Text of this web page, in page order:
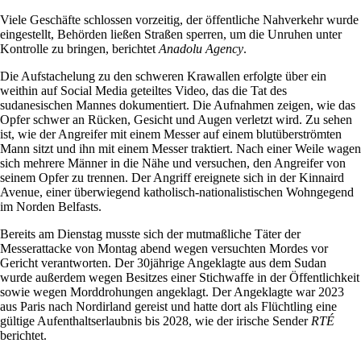
Viele Geschäfte schlossen vorzeitig, der öffentliche Nahverkehr wurde
eingestellt, Behörden ließen Straßen sperren, um die Unruhen unter
Kontrolle zu bringen, berichtet Anadolu Agency.
Die Aufstachelung zu den schweren Krawallen erfolgte über ein
weithin auf Social Media geteiltes Video, das die Tat des
sudanesischen Mannes dokumentiert. Die Aufnahmen zeigen, wie das
Opfer schwer an Rücken, Gesicht und Augen verletzt wird. Zu sehen
ist, wie der Angreifer mit einem Messer auf einem blutüberströmten
Mann sitzt und ihn mit einem Messer traktiert. Nach einer Weile wagen
sich mehrere Männer in die Nähe und versuchen, den Angreifer von
seinem Opfer zu trennen. Der Angriff ereignete sich in der Kinnaird
Avenue, einer überwiegend katholisch-nationalistischen Wohngegend
im Norden Belfasts.
Bereits am Dienstag musste sich der mutmaßliche Täter der
Messerattacke von Montag abend wegen versuchten Mordes vor
Gericht verantworten. Der 30jährige Angeklagte aus dem Sudan
wurde außerdem wegen Besitzes einer Stichwaffe in der Öffentlichkeit
sowie wegen Morddrohungen angeklagt. Der Angeklagte war 2023
aus Paris nach Nordirland gereist und hatte dort als Flüchtling eine
gültige Aufenthaltserlaubnis bis 2028, wie der irische Sender RTÉ
berichtet.